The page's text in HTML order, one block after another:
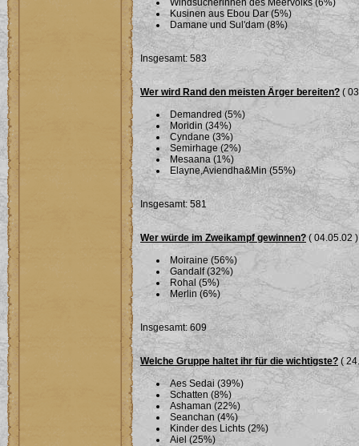
Windsucherinnen des Meervolks (6%)
Kusinen aus Ebou Dar (5%)
Damane und Sul'dam (8%)
Insgesamt: 583
Wer wird Rand den meisten Ärger bereiten? (
Demandred (5%)
Moridin (34%)
Cyndane (3%)
Semirhage (2%)
Mesaana (1%)
Elayne,Aviendha&Min (55%)
Insgesamt: 581
Wer würde im Zweikampf gewinnen?( 04.05.02 )
Moiraine (56%)
Gandalf (32%)
Rohal (5%)
Merlin (6%)
Insgesamt: 609
Welche Gruppe haltet ihr für die wichtigste? (
Aes Sedai (39%)
Schatten (8%)
Ashaman (22%)
Seanchan (4%)
Kinder des Lichts (2%)
Aiel (25%)